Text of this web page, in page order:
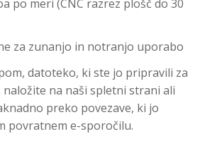
po meri (CNC razrez plošč do 30
za zunanjo in notranjo uporabo
datoteko, ki ste jo pripravili za
naložite na naši spletni strani ali
preko povezave, ki jo
povratnem e-sporočilu.